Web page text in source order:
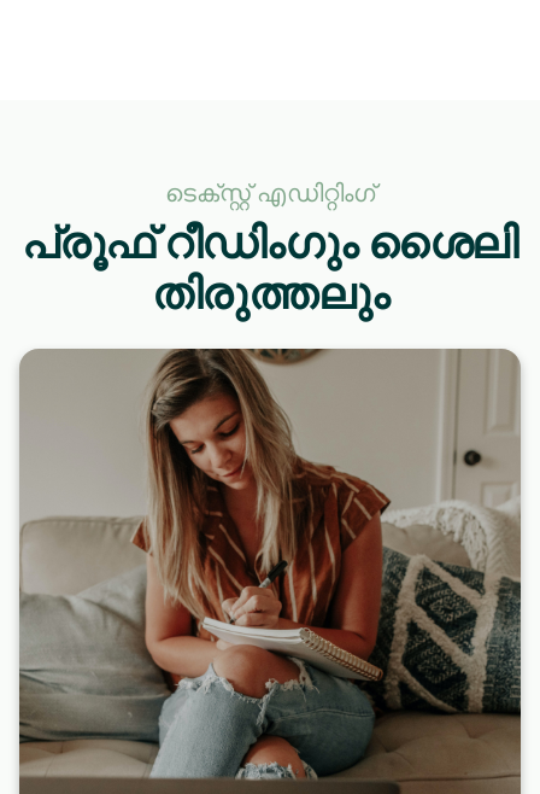
ടെക്സ്റ്റ് എഡിറ്റിംഗ്
പ്രൂഫ് റീഡിംഗും ശൈലി
തിരുത്തലും